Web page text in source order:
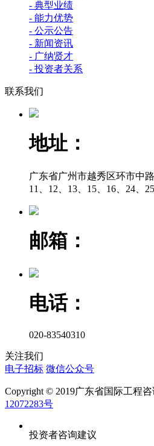
- 典型业绩
- 能力优势
- 公示公告
- 新闻资讯
- 广纳贤才
- 投资者关系
联系我们
地址：
广东省广州市越秀区环市中
11、12、13、15、16、24、
邮箱：
电话：
020-83540310
关注我们
电子招标 微信公众号
Copyright © 2019广东省国际工程咨
12072283号
投资者咨询建议